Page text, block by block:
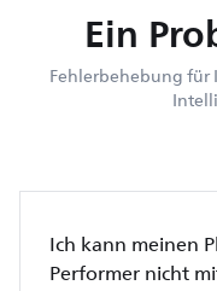
Ein
Fehlerbehebung für
Ich kann meinen
Performer nicht